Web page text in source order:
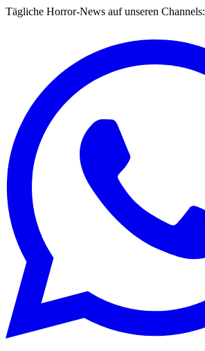
Tägliche Horror-News auf unseren Channels: